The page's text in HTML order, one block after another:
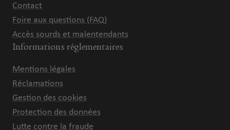
Contact
Foire aux questions (FAQ)
Accès sourds et malentendants
Informations réglementaires
Mentions légales
Réclamations
Gestion des cookies
Protection des données
Lutte contre la fraude